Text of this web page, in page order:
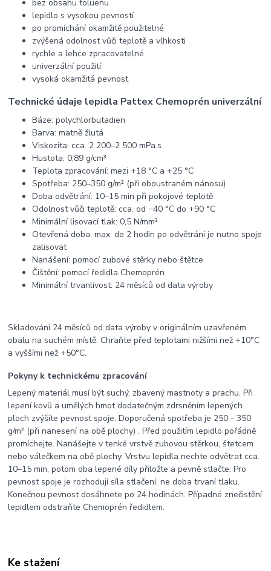
bez obsahu toluenu
lepidlo s vysokou pevností
po promíchání okamžitě použitelné
zvýšená odolnost vůči teplotě a vlhkosti
rychle a lehce zpracovatelné
univerzální použití
vysoká okamžitá pevnost
Technické údaje lepidla Pattex Chemoprén univerzální
Báze: polychlorbutadien
Barva: matně žlutá
Viskozita: cca. 2 200–2 500 mPa.s
Hustota: 0,89 g/cm³
Teplota zpracování: mezi +18 °C a +25 °C
Spotřeba: 250–350 g/m² (při oboustraném nánosu)
Doba odvětrání: 10–15 min při pokojové teplotě
Odolnost vůči teplotě: cca. od −40 °C do +90 °C
Minimální lisovací tlak: 0,5 N/mm²
Otevřená doba: max. do 2 hodin po odvětrání je nutno spoje
zalisovat
Nanášení: pomocí zubové stěrky nebo štětce
Čištění: pomocí ředidla Chemoprén
Minimální trvanlivost: 24 měsíců od data výroby
Skladování 24 měsíců od data výroby v originálním uzavřeném
obalu na suchém místě. Chraňte před teplotami nižšími než +10°C
a vyššími než +50°C.
Pokyny k technickému zpracování
Lepený materiál musí být suchý, zbavený mastnoty a prachu. Při
lepení kovů a umělých hmot dodatečným zdrsněním lepených
ploch zvýšíte pevnost spoje. Doporučená spotřeba je 250 - 350
g/m² (při nanesení na obě plochy) . Před použitím lepidlo pořádně
promíchejte. Nanášejte v tenké vrstvě zubovou stěrkou, štetcem
nebo válečkem na obě plochy. Vrstvu lepidla nechte odvětrat cca.
10–15 min, potom oba lepené díly přiložte a pevně stlačte. Pro
pevnost spoje je rozhodují síla stlačení, ne doba trvaní tlaku.
Konečnou pevnost dosáhnete po 24 hodinách. Případné znečistění
lepidlem odstraňte Chemoprén ředidlem.
Ke stažení